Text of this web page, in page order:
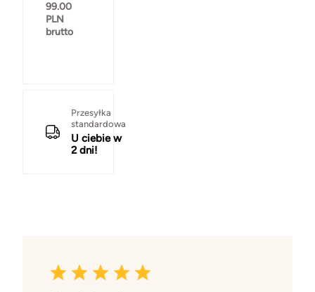
99.00
PLN
brutto
Przesyłka
standardowa
U ciebie w
2 dni!